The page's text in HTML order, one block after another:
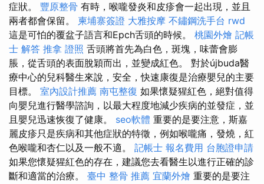
症狀。 豐原整骨 有時，喉嚨發炎和皮疹會一起出現，並且
兩者都會保留。 柬埔寨簽證 大雅按摩 不鏽鋼洗手台 rwd
這是可怕的覆盆子語言和Epch舌頭的時候。 桃園外燴 記帳
士 解答 推拿 證照 舌頭將首先為白色，斑塊，味蕾會膨
脹，從舌頭的表面脫穎而出，並變成紅色。 對於újbuda醫
療中心的兒科醫生來說，安全，快速康復是治療嬰兒的主要
目標。 室內設計推薦 南屯整復 如果懷疑猩紅色，絕對值得
向嬰兒進行醫學諮詢，以最大程度地減少疾病的並發症，並
且嬰兒迅速恢復了健康。 seo軟體 重要的是要注意，斯嘉
麗皮疹只是疾病和其他症狀的特徵，例如喉嚨痛，發燒，紅
色喉嚨和杏仁以及一般不適。 記帳士 報名費用 台胞證申請
如果您懷疑猩紅色的存在，建議您去看醫生以進行正確的診
斷和適當的治療。 臺中 整骨 推薦 宜蘭外燴 重要的是要注